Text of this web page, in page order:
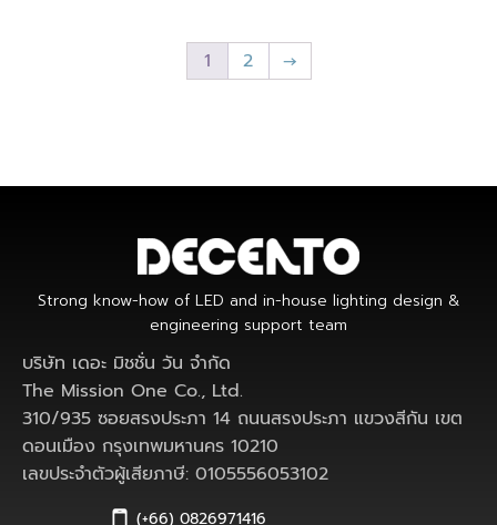
1 2 →
Strong know-how of LED and in-house lighting design &
engineering support team
บริษัท เดอะ มิชชั่น วัน จำกัด
The Mission One Co., Ltd.
310/935 ซอยสรงประภา 14 ถนนสรงประภา แขวงสีกัน เขต
ดอนเมือง กรุงเทพมหานคร 10210
เลขประจำตัวผู้เสียภาษี: 0105556053102
(+66) 0826971416